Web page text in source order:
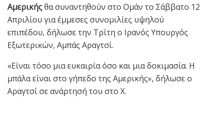
Αμερικήςθα συναντηθούν στο Ομάν το Σάββατο 12
Απριλίου για έμμεσες συνομιλίες υψηλού
επιπέδου, δήλωσε την Τρίτη ο Ιρανός Υπουργός
Εξωτερικών, Αμπάς Αραγτσί.
«Είναι τόσο μια ευκαιρία όσο και μια δοκιμασία. Η
μπάλα είναι στο γήπεδο της Αμερικής», δήλωσε ο
Αραγτσί σε ανάρτησή του στο X.